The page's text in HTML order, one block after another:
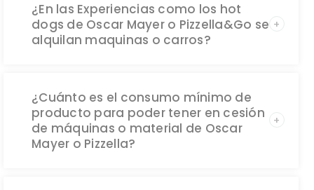
¿En las Experiencias como los hot
dogs de Oscar Mayer o Pizzella&Go se
alquilan maquinas o carros?
¿Cuánto es el consumo mínimo de
producto para poder tener en cesión
de máquinas o material de Oscar
Mayer o Pizzella?